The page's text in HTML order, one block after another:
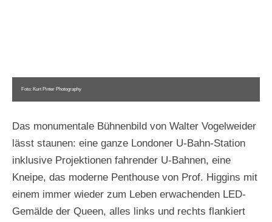
Foto: Kurt Pinter Photography
Das monumentale Bühnenbild von Walter Vogelweider
lässt staunen: eine ganze Londoner U-Bahn-Station
inklusive Projektionen fahrender U-Bahnen, eine
Kneipe, das moderne Penthouse von Prof. Higgins mit
einem immer wieder zum Leben erwachenden LED-
Gemälde der Queen, alles links und rechts flankiert